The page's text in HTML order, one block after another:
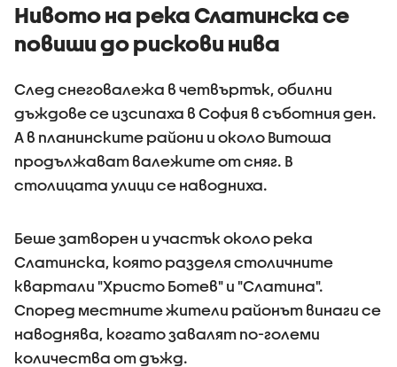
Нивото на река Слатинска се
повиши до рискови нива
След снеговалежа в четвъртък, обилни
дъждове се изсипаха в София в съботния ден.
А в планинските райони и около Витоша
продължават валежите от сняг. В
столицата улици се наводниха.
Беше затворен и участък около река
Слатинска, която разделя столичните
квартали "Христо Ботев" и "Слатина".
Според местните жители районът винаги се
наводнява, когато завалят по-големи
количества от дъжд.